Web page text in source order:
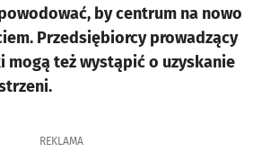
by centrum na nowo
Przedsiębiorcy prowadzący
też wystąpić o uzyskanie
REKLAMA